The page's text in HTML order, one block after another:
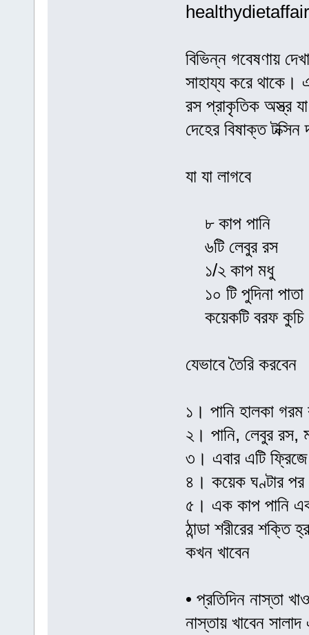
বিভিন্ন গবেষণায়
সাহায্য করে
রস প্রাকৃতিক অস্ত্র
দেহের বিষাক্ত
যা যা লাগবে
৮ কাপ পানি
৬টি লেবুর রস
১/২ কাপ মধু
১০ টি পুদিনা পাতা
কয়েকটি বরফ কুচি
যেভাবে তৈরি করবেন
১। পানি হালকা
২। পানি, লেবুর রস,
৩। এবার এটি ফ্রিজে
৪। কয়েক ঘণ্টার
৫। এক কাপ পানি
ঠান্ডা শরীরের শক্তি
কখন খাবেন
• প্রতিদিন নাস্তা
নাস্তায় খাবেন